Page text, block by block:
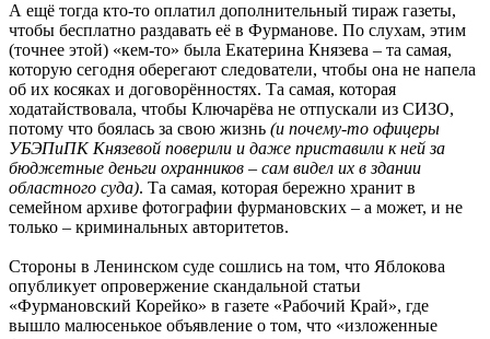
А ещё тогда кто-то оплатил дополнительный тираж газеты,
чтобы бесплатно раздавать её в Фурманове. По слухам, этим
(точнее этой) «кем-то» была Екатерина Князева – та самая,
которую сегодня оберегают следователи, чтобы она не напела
об их косяках и договорённостях. Та самая, которая
ходатайствовала, чтобы Ключарёва не отпускали из СИЗО,
потому что боялась за свою жизнь (и почему-то офицеры
УБЭПиПК Князевой поверили и даже приставили к ней за
бюджетные деньги охранников – сам видел их в здании
областного суда). Та самая, которая бережно хранит в
семейном архиве фотографии фурмановских – а может, и не
только – криминальных авторитетов.
Стороны в Ленинском суде сошлись на том, что Яблокова
опубликует опровержение скандальной статьи
«Фурмановский Корейко» в газете «Рабочий Край», где
вышло малюсенькое объявление о том, что «изложенные